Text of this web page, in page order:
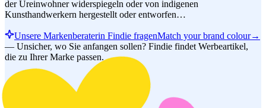
der Ureinwohner widerspiegeln oder von indigenen
Kunsthandwerkern hergestellt oder entworfen…
Unsere Markenberaterin Findie fragenMatch your brand colour→
— Unsicher, wo Sie anfangen sollen? Findie findet Werbeartikel,
die zu Ihrer Marke passen.